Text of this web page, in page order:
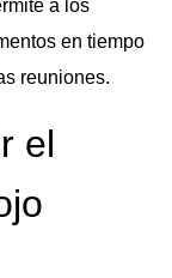
a los
en tiempo
reuniones.
el